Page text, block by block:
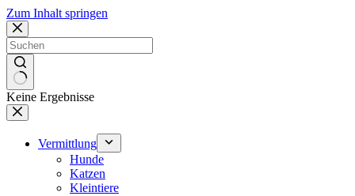
Zum Inhalt springen
Keine Ergebnisse
Vermittlung
Hunde
Katzen
Kleintiere